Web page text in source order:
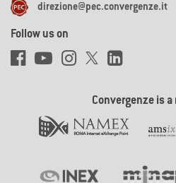
direzione@pec.convergenze.it
Follow us on
Convergenze is a